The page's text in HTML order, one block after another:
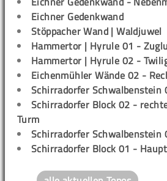
Eichner Gedenkwand
Stöppacher Wand | Waldjuwel
Hammertor | Hyrule 01 -
Hammertor | Hyrule 02 -
Eichenmühler Wände 02 -
Schirradorfer Schwalbenstein
Schirradorfer Block 02 -
Turm
Schirradorfer Schwalbenstein
Schirradorfer Block 01 -